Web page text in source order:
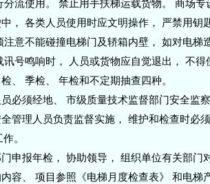
， 各类人员使用时应文明操作， 严禁用钥
意不能碰撞电梯门及轿箱内壁， 如对电梯
号鸣响时， 人员或货物应自觉退出， 不得
、 季检、 年检和不定期抽查四种。
必须经地、 市级质量技术监督部门安全监
管理人员负责监督实施， 维护和检查时必
。
申报年检， 协助领导， 组织单位有关部门
容、 项目参照《电梯月度检查表》 和电梯